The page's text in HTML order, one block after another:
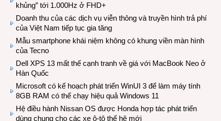
khủng” tới 1.000Hz ở FHD+
Doanh thu của các dịch vụ viễn thông và truyền hình trả phí
của Việt Nam tiếp tục gia tăng
Mẫu smartphone khái niệm không có khung viền màn hình
của Tecno
Dell XPS 13 mất thế cạnh tranh về giá với MacBook Neo ở
Hàn Quốc
Microsoft có kế hoạch phát triển WinUI 3 để làm máy tính
8GB RAM có thể chạy hiệu quả Windows 11
Hệ điều hành Nissan OS được Honda hợp tác phát triển
dùng chung cho các xe ô-tô thế hệ mới